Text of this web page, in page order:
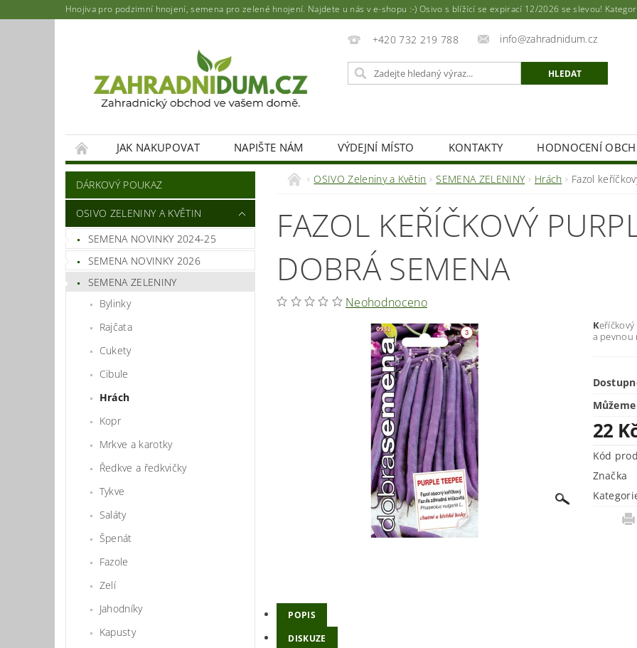
Hnojiva pro podzimní hnojení, semena pro zelené hnojení. Najdete u nás v e-shopu :-) Osivo s blížící se expirací 12/2026 se slevou! Kategorie
+420 732 219 788 info@zahradnidum.cz
JAK NAKUPOVAT NAPIŠTE NÁM VÝDEJNÍ MÍSTO KONTAKTY HODNOCENÍ
DÁRKOVÝ POUKAZ
OSIVO ZELENINY A KVĚTIN
SEMENA NOVINKY 2024-25
SEMENA NOVINKY 2026
SEMENA ZELENINY
Bylinky
Rajčata
Cukety
Cibule
Hrách
Kopr
Mrkve a karotky
Ředkve a ředkvičky
Tykve
Saláty
Špenát
Fazole
Zelí
Jahodníky
Kapusty
OSIVO Zeleniny a Květin SEMENA ZELENINY Hrách Fazol
FAZOL KEŘÍČKOVÝ
DOBRÁ SEMENA
Neohodnoceno
K
a pevnou
22
Kód
Značka
POPIS
DISKUZE